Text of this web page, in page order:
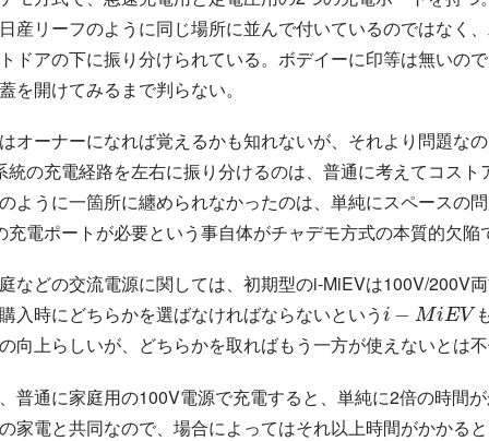
産リーフのように同じ場所に並んで付いているのではなく
ア の
トド
に振り分けられている。ボデイーに印等は無いの
を開けてみるまで判らない。
オーナーになれば覚えるかも知れないが、それより問題な
統の充電経路を左右に振り分けるのは、普通に考えてコスト
ように一箇所に纏められなかったのは、単純にスペースの
充電ポートが必要という事自体がチャデモ方式の本質的欠陥
などの交流電源に関しては、初期型のi-MiEVは100V/200V
入時にどちらかを選ばなければならないという
−MiEVも
向上らしいが、どちらかを取ればもう一方が使えないとは
普通に家庭用の100V電源で充電すると、単純に2倍の時間
家電と共同なので、場合によってはそれ以上時間がかかる